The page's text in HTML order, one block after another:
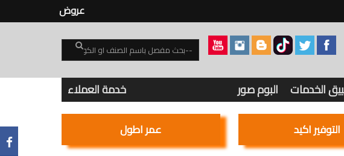
عروض
الخدمات البوم صور خدمة العملاء
التوفير اكيد عمر اطول